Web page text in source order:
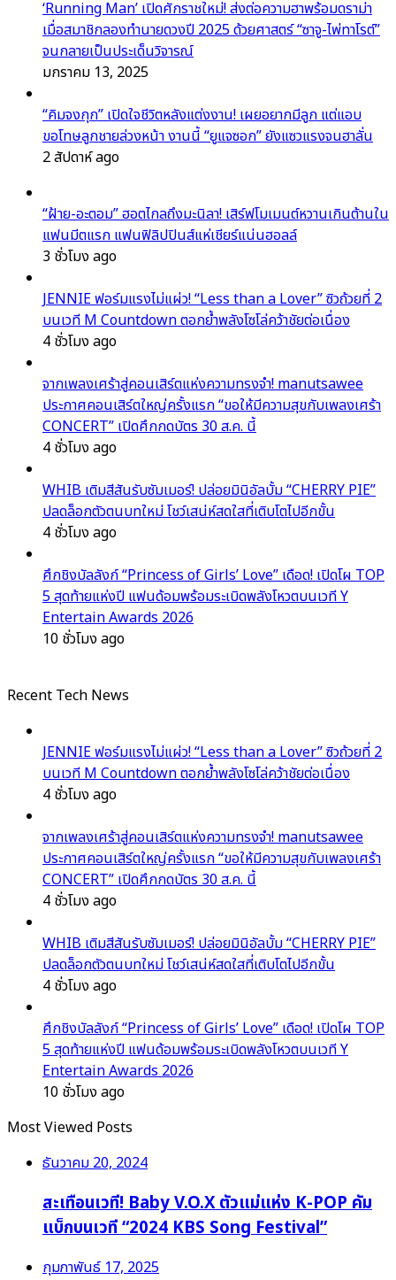
‘Running Man’ เปิดศักราชใหม่! ส่งต่อความฮาพร้อมดราม่า
เมื่อสมาชิกลองทำนายดวงปี 2025 ด้วยศาสตร์ “ซาจู-ไพ่ทาโรต์”
จนกลายเป็นประเด็นวิจารณ์
มกราคม 13, 2025
“คิมจงกุก” เปิดใจชีวิตหลังแต่งงาน! เผยอยากมีลูก แต่แอบ
ขอโทษลูกชายล่วงหน้า งานนี้ “ยูแจซอก” ยังแซวแรงจนฮาลั่น
2 สัปดาห์ ago
“ฝ้าย-อะตอม” ฮอตไกลถึงมะนิลา! เสิร์ฟโมเมนต์หวานเกินต้านใน
แฟนมีตแรก แฟนฟิลิปปินส์แห่เชียร์แน่นฮอลล์
3 ชั่วโมง ago
JENNIE ฟอร์มแรงไม่แผ่ว! “Less than a Lover” ซิวถ้วยที่ 2
บนเวที M Countdown ตอกย้ำพลังโซโล่คว้าชัยต่อเนื่อง
4 ชั่วโมง ago
จากเพลงเศร้าสู่คอนเสิร์ตแห่งความทรงจำ! manutsawee
ประกาศคอนเสิร์ตใหญ่ครั้งแรก “ขอให้มีความสุขกับเพลงเศร้า
CONCERT” เปิดศึกกดบัตร 30 ส.ค. นี้
4 ชั่วโมง ago
WHIB เติมสีสันรับซัมเมอร์! ปล่อยมินิอัลบั้ม “CHERRY PIE”
ปลดล็อกตัวตนบทใหม่ โชว์เสน่ห์สดใสที่เติบโตไปอีกขั้น
4 ชั่วโมง ago
ศึกชิงบัลลังก์ “Princess of Girls’ Love” เดือด! เปิดโผ TOP
5 สุดท้ายแห่งปี แฟนด้อมพร้อมระเบิดพลังโหวตบนเวที Y
Entertain Awards 2026
10 ชั่วโมง ago
Recent Tech News
JENNIE ฟอร์มแรงไม่แผ่ว! “Less than a Lover” ซิวถ้วยที่ 2
บนเวที M Countdown ตอกย้ำพลังโซโล่คว้าชัยต่อเนื่อง
4 ชั่วโมง ago
จากเพลงเศร้าสู่คอนเสิร์ตแห่งความทรงจำ! manutsawee
ประกาศคอนเสิร์ตใหญ่ครั้งแรก “ขอให้มีความสุขกับเพลงเศร้า
CONCERT” เปิดศึกกดบัตร 30 ส.ค. นี้
4 ชั่วโมง ago
WHIB เติมสีสันรับซัมเมอร์! ปล่อยมินิอัลบั้ม “CHERRY PIE”
ปลดล็อกตัวตนบทใหม่ โชว์เสน่ห์สดใสที่เติบโตไปอีกขั้น
4 ชั่วโมง ago
ศึกชิงบัลลังก์ “Princess of Girls’ Love” เดือด! เปิดโผ TOP
5 สุดท้ายแห่งปี แฟนด้อมพร้อมระเบิดพลังโหวตบนเวที Y
Entertain Awards 2026
10 ชั่วโมง ago
Most Viewed Posts
ธันวาคม 20, 2024
สะเทือนเวที! Baby V.O.X ตัวแม่แห่ง K-POP คัม
แบ็กบนเวที “2024 KBS Song Festival”
กุมภาพันธ์ 17, 2025